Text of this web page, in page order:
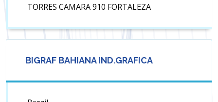
TORRES CAMARA 910 FORTALEZA
BIGRAF BAHIANA IND.GRAFICA